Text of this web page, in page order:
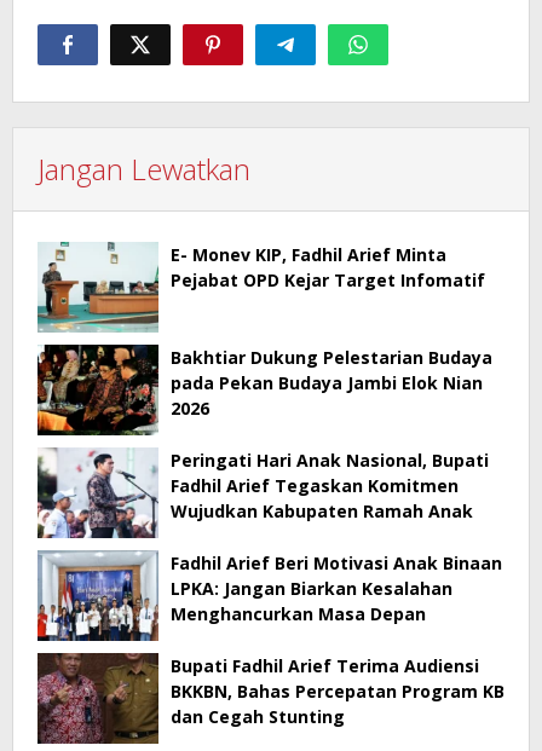
Jangan Lewatkan
E- Monev KIP, Fadhil Arief Minta
Pejabat OPD Kejar Target Infomatif
Bakhtiar Dukung Pelestarian Budaya
pada Pekan Budaya Jambi Elok Nian
2026
Peringati Hari Anak Nasional, Bupati
Fadhil Arief Tegaskan Komitmen
Wujudkan Kabupaten Ramah Anak
Fadhil Arief Beri Motivasi Anak Binaan
LPKA: Jangan Biarkan Kesalahan
Menghancurkan Masa Depan
Bupati Fadhil Arief Terima Audiensi
BKKBN, Bahas Percepatan Program KB
dan Cegah Stunting